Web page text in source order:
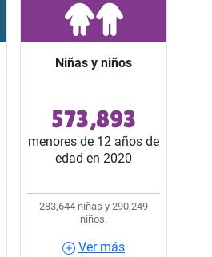
Niñas y niños
573,893
menores de 12 años de
edad en 2020
283,644 niñas y 290,249
niños.
Ver más
Niñas y niños
Representaron 2 de
cada 10 habitantes del
estado.
Ver más